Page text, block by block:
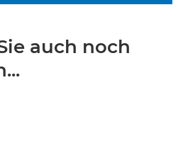
auch noch